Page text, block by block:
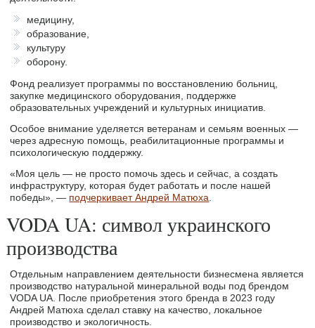
медицину,
образование,
культуру
оборону.
Фонд реализует программы по восстановлению больниц,
закупке медицинского оборудования, поддержке
образовательных учреждений и культурных инициатив.
Особое внимание уделяется ветеранам и семьям военных —
через адресную помощь, реабилитационные программы и
психологическую поддержку.
«Моя цель — не просто помочь здесь и сейчас, а создать
инфраструктуру, которая будет работать и после нашей
победы», — подчеркивает Андрей Матюха
VODA UA: символ украинского
производства
Отдельным направлением деятельности бизнесмена является
производство натуральной минеральной воды под брендом
VODA UA. После приобретения этого бренда в 2023 году
Андрей Матюха сделал ставку на качество, локальное
производство и экологичность.